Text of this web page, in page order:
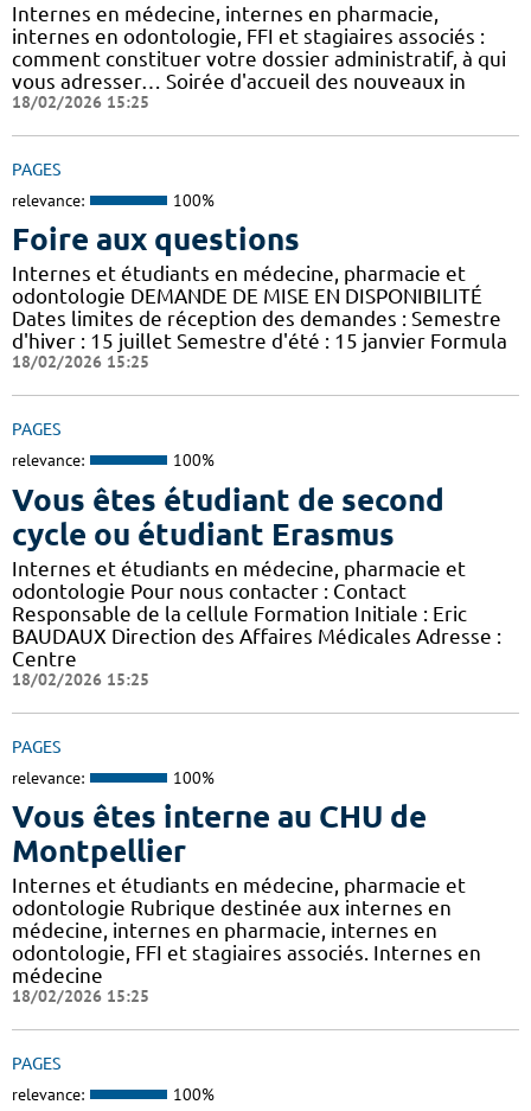
Internes en médecine, internes en pharmacie,
internes en odontologie, FFI et stagiaires associés :
comment constituer votre dossier administratif, à qui
vous adresser… Soirée d'accueil des nouveaux in
18/02/2026 15:25
PAGES
relevance: 100%
Foire aux questions
Internes et étudiants en médecine, pharmacie et
odontologie DEMANDE DE MISE EN DISPONIBILITÉ
Dates limites de réception des demandes : Semestre
d'hiver : 15 juillet Semestre d'été : 15 janvier Formula
18/02/2026 15:25
PAGES
relevance: 100%
Vous êtes étudiant de second
cycle ou étudiant Erasmus
Internes et étudiants en médecine, pharmacie et
odontologie Pour nous contacter : Contact
Responsable de la cellule Formation Initiale : Eric
BAUDAUX Direction des Affaires Médicales Adresse :
Centre
18/02/2026 15:25
PAGES
relevance: 100%
Vous êtes interne au CHU de
Montpellier
Internes et étudiants en médecine, pharmacie et
odontologie Rubrique destinée aux internes en
médecine, internes en pharmacie, internes en
odontologie, FFI et stagiaires associés. Internes en
médecine
18/02/2026 15:25
PAGES
relevance: 100%